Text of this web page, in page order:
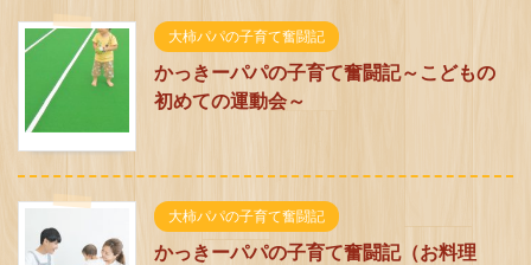
大柿パパの子育て奮闘記
かっきーパパの子育て奮闘記～こどもの
初めての運動会～
大柿パパの子育て奮闘記
かっきーパパの子育て奮闘記（お料理